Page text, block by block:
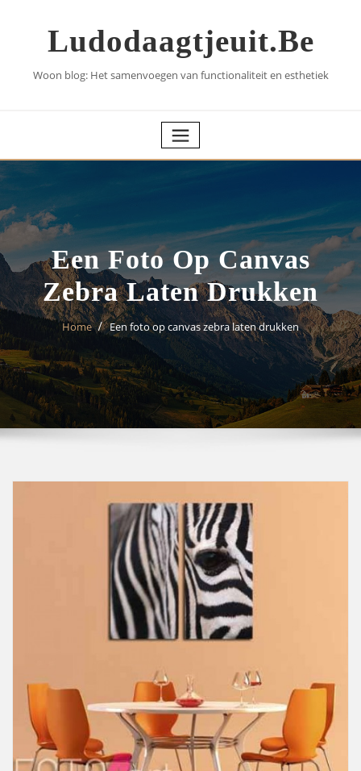
Ludodaagtjeuit.be
Woon blog: Het samenvoegen van functionaliteit en esthetiek
Een Foto Op Canvas
Zebra Laten Drukken
Home Een foto op canvas zebra laten drukken